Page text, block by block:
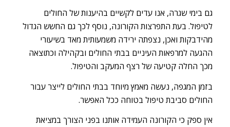
גם בימי שגרה, אנו עדים לקשיים בהיענות של החולים
לטיפול. בעת התפרצות הקורונה, נוסף לכך גם החשש הגדול
מהידבקות ואכן, נצפתה ירידה משמעותית מאד בשיעורי
ההגעה למרפאות העיניים בבתי החולים ובקהילה וכתוצאה
מכך החלה קטיעה של רצף המעקב והטיפול.
בזמן המגפה, נעשה מאמץ מיוחד בבתי החולים לייצר עבור
החולים סביבת טיפול בטוחה ככל האפשר.
אין ספק כי הקורונה העמידה אותנו בפני הצורך במציאת